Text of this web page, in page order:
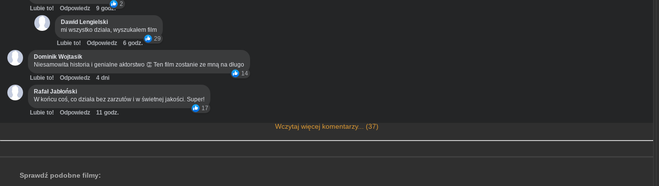
2
Lubie to! Odpowiedz
9 godz.
Dawid Lengielski
mi wszystko działa, wyszukałem film
29
Lubie to! Odpowiedz
6 godz.
Dominik Wojtasik
Niesamowita historia i genialne aktorstwo 👏 Ten film zostanie ze mną na długo
14
Lubie to! Odpowiedz
4 dni
Rafał Jabłoński
W końcu coś, co działa bez zarzutów i w świetnej jakości. Super!
17
Lubie to! Odpowiedz 11 godz.
Wczytaj więcej komentarzy... (37)
Sprawdź podobne filmy: